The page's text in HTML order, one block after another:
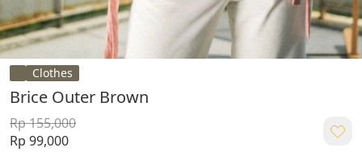
Clothes
Brice Outer Brown
Rp 155,000
Rp 99,000